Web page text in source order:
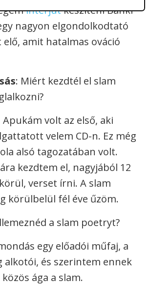
interjútkészíteni Bánki
nagyon elgondolkodtató
amit hatalmas ováció
: Miért kezdtél el slam
Apukám volt az első, aki
velem CD-n. Ez még
alsó tagozatában volt.
kezdtem el, nagyjából 12
verset írni. A slam
körülbelül fél éve űzöm.
a slam poetryt?
egy előadói műfaj, a
alkotói, és szerintem ennek
ága a slam.